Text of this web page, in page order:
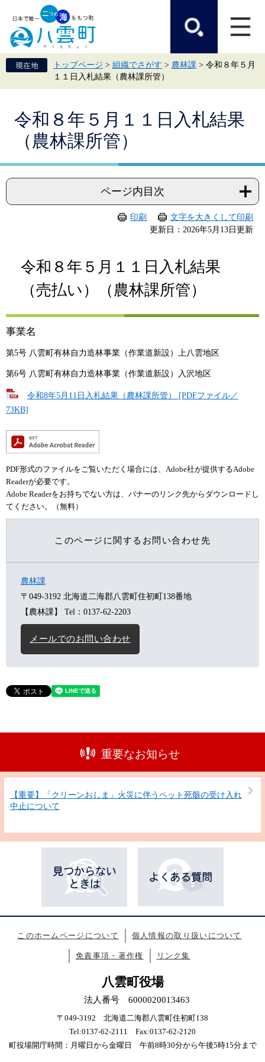
頭
で
飛
ば
て
トップページ > 組織でさがす > 農林課 > 令和８年５月
１１日入札結果（農林課所管）
令和８年５月１１日入札結果
（農林課所管）
ページ内目次
印刷
文字を大きくして印刷
更新日：2026年5月13日更新
令和８年５月１１日入札結果
（売払い）（農林課所管）
事業名
第5号 八雲町有林自力造林事業（作業道新設）上八雲地区
第6号 八雲町有林自力造林事業（作業道新設）入沢地区
令和8年5月11日入札結果（農林課所管） [PDFファイル／
73KB]
PDF形式のファイルをご覧いただく場合には、Adobe社が提供するAdobe
Readerが必要です。
Adobe Readerをお持ちでない方は、バナーのリンク先からダウンロードし
てください。（無料）
このページに関するお問い合わせ先
農林課
〒049-3192 北海道二海郡八雲町住初町138番地
【農林課】
Tel：0137-62-2203
メールでのお問い合わせ
重要なお知らせ
【重要】「クリーンおしま」火災に伴うペット死骸の受け入れ
中止について
このホームページについて 個人情報の取り扱いについて
免責事項・著作権 リンク集
八雲町役場
法人番号 6000020013463
〒049-3192 北海道二海郡八雲町住初町138
Tel:0137-62-2111 Fax:0137-62-2120
町役場開庁時間：月曜日から金曜日 午前8時30分から午後5時15分まで